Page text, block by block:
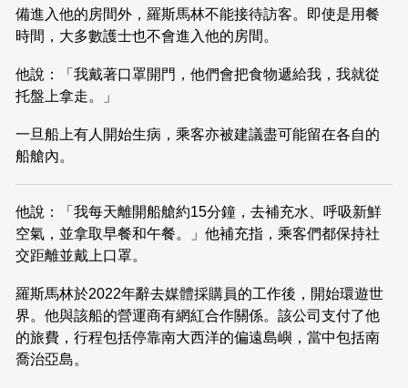
備進入他的房間外，羅斯馬林不能接待訪客。即使是用餐
時間，大多數護士也不會進入他的房間。
他說：「我戴著口罩開門，他們會把食物遞給我，我就從
托盤上拿走。」
一旦船上有人開始生病，乘客亦被建議盡可能留在各自的
船艙內。
他說：「我每天離開船艙約15分鐘，去補充水、呼吸新鮮
空氣，並拿取早餐和午餐。」他補充指，乘客們都保持社
交距離並戴上口罩。
羅斯馬林於2022年辭去媒體採購員的工作後，開始環遊世
界。他與該船的營運商有網紅合作關係。該公司支付了他
的旅費，行程包括停靠南大西洋的偏遠島嶼，當中包括南
喬治亞島。